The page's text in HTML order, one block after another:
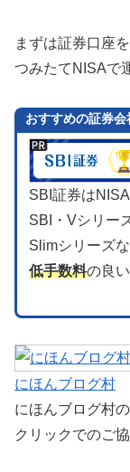
まずは証券口座
つみたてNISAで
おすすめの証券会
SBI証券は
SBI・Vシリー
Slimシリーズ
低手数料の良
にほんブログ村
にほんブログ村
クリックでのご